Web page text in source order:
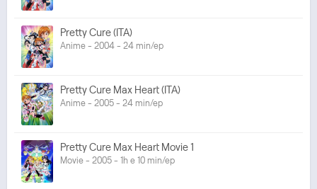
Pretty Cure (ITA)
Anime - 2004 - 24 min/ep
Pretty Cure Max Heart (ITA)
Anime - 2005 - 24 min/ep
Pretty Cure Max Heart Movie 1
Movie - 2005 - 1h e 10 min/ep